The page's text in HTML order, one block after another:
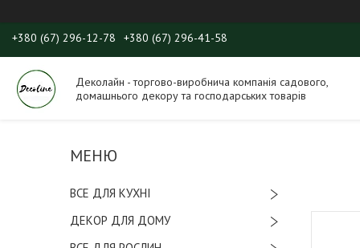
+380 (67) 296-12-78 +380 (67) 296-41-58
Деколайн - торгово-виробнича компанія садового,
домашнього декору та господарських товарів
ВСЕ ДЛЯ КУХНІ
ДЕКОР ДЛЯ ДОМУ